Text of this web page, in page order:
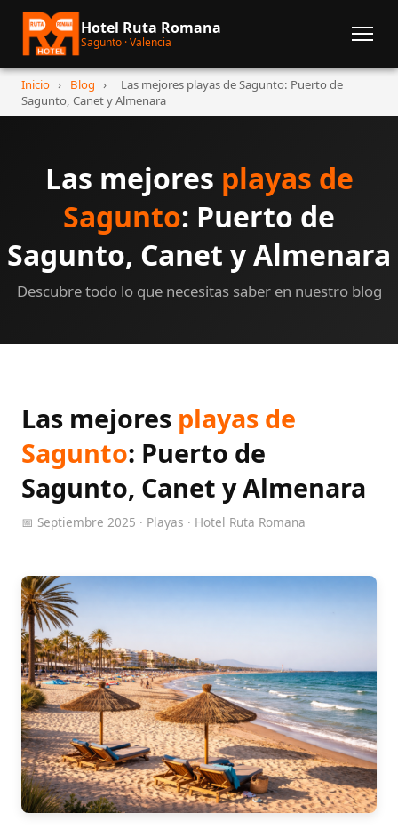
Hotel Ruta Romana
Sagunto · Valencia
Inicio › Blog ›
Las mejores playas de Sagunto: Puerto de
Sagunto, Canet y Almenara
Las mejores playas de
Sagunto: Puerto de
Sagunto, Canet y Almenara
Descubre todo lo que necesitas saber en nuestro blog
Las mejores playas de
Sagunto: Puerto de
Sagunto, Canet y Almenara
📅 Septiembre 2025 · Playas · Hotel Ruta Romana